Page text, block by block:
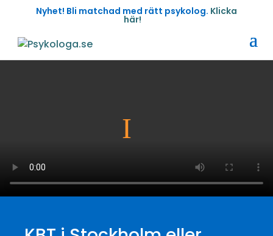
Nyhet! Bli matchad med rätt psykolog. Klicka
här!